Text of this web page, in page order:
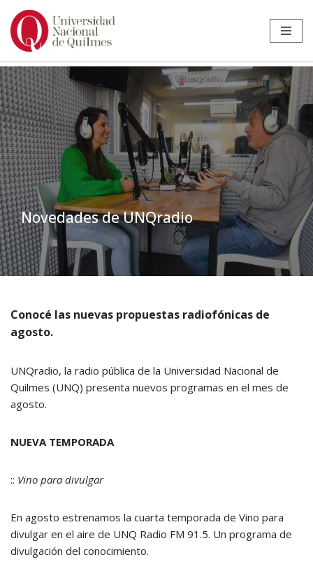
Ir
contenido
Novedades de UNQradio
Inicio»Noticias UNQRadio»Novedades de UNQradio
Conocé las nuevas propuestas radiofónicas de
agosto.
UNQradio, la radio pública de la Universidad Nacional de
Quilmes (UNQ) presenta nuevos programas en el mes de
agosto.
NUEVA TEMPORADA
:: Vino para divulgar
En agosto estrenamos la cuarta temporada de Vino para
divulgar en el aire de UNQ Radio FM 91.5. Un programa de
divulgación del conocimiento.